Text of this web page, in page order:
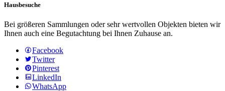
Hausbesuche
Bei größeren Sammlungen oder sehr wertvollen Objekten bieten wir
Ihnen auch eine Begutachtung bei Ihnen Zuhause an.
Facebook
Twitter
Pinterest
LinkedIn
WhatsApp